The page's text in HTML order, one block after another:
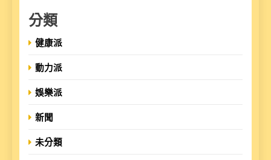
分類
健康派
動力派
娛樂派
新聞
未分類